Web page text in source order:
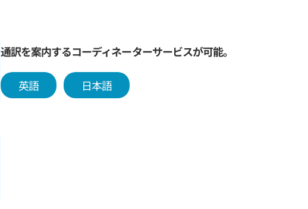
通訳を案内するコーディネーターサービスが可能。
英語 日本語